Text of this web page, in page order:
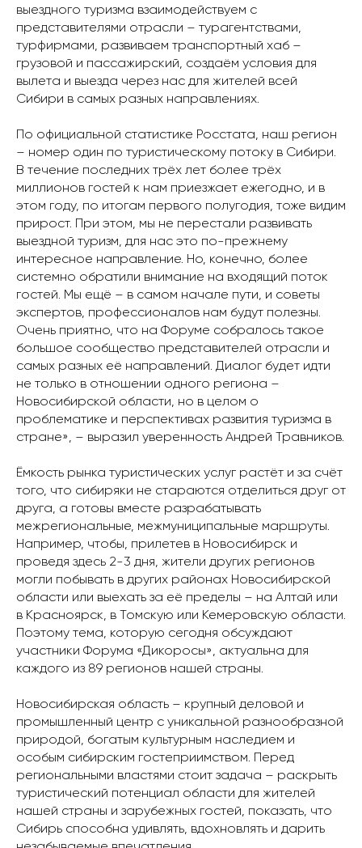
выездного туризма взаимодействуем с
представителями отрасли – турагентствами,
турфирмами, развиваем транспортный хаб –
грузовой и пассажирский, создаём условия для
вылета и выезда через нас для жителей всей
Сибири в самых разных направлениях.
По официальной статистике Росстата, наш регион
– номер один по туристическому потоку в Сибири.
В течение последних трёх лет более трёх
миллионов гостей к нам приезжает ежегодно, и в
этом году, по итогам первого полугодия, тоже видим
прирост. При этом, мы не перестали развивать
выездной туризм, для нас это по-прежнему
интересное направление. Но, конечно, более
системно обратили внимание на входящий поток
гостей. Мы ещё – в самом начале пути, и советы
экспертов, профессионалов нам будут полезны.
Очень приятно, что на Форуме собралось такое
большое сообщество представителей отрасли и
самых разных её направлений. Диалог будет идти
не только в отношении одного региона –
Новосибирской области, но в целом о
проблематике и перспективах развития туризма в
стране», – выразил уверенность Андрей Травников.
Ёмкость рынка туристических услуг растёт и за счёт
того, что сибиряки не стараются отделиться друг от
друга, а готовы вместе разрабатывать
межрегиональные, межмуниципальные маршруты.
Например, чтобы, прилетев в Новосибирск и
проведя здесь 2-3 дня, жители других регионов
могли побывать в других районах Новосибирской
области или выехать за её пределы – на Алтай или
в Красноярск, в Томскую или Кемеровскую области.
Поэтому тема, которую сегодня обсуждают
участники Форума «Дикоросы», актуальна для
каждого из 89 регионов нашей страны.
Новосибирская область – крупный деловой и
промышленный центр с уникальной разнообразной
природой, богатым культурным наследием и
особым сибирским гостеприимством. Перед
региональными властями стоит задача – раскрыть
туристический потенциал области для жителей
нашей страны и зарубежных гостей, показать, что
Сибирь способна удивлять, вдохновлять и дарить